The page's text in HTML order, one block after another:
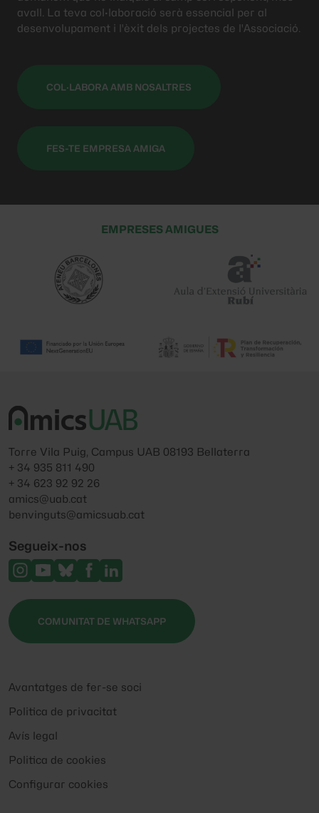
avall. La teva col·laboració serà essencial per al
desenvolupament i l'èxit dels projectes de l'Associació.
COL·LABORA AMB NOSALTRES
FES-TE EMPRESA AMIGA
EMPRESES AMIGUES
Torre Vila Puig, Campus UAB 08193 Bellaterra
+ 34 935 811 490
+ 34 623 92 92 26
amics@uab.cat
benvinguts@amicsuab.cat
Segueix-nos
COMUNITAT DE WHATSAPP
Avantatges de fer-se soci
Politica de privacitat
Avís legal
Politica de cookies
Configurar cookies